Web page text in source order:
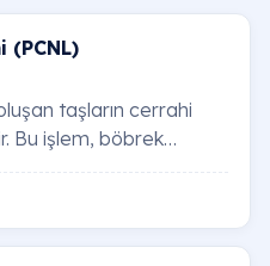
taşların cerrahi
Bu işlem, böbrek
genel sağlı…